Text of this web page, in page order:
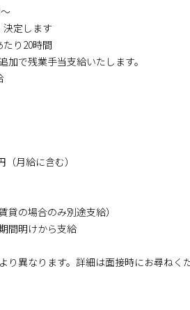
定します
り20時間
で残業手当支給いたします。
月給に含む）
貸の場合のみ別途支給）
間明けから支給
り異なります。詳細は面接時にお尋ねく